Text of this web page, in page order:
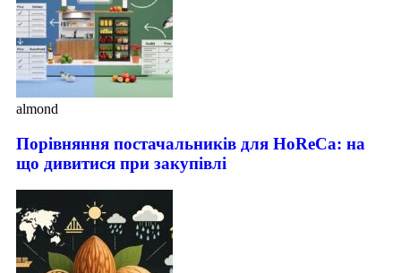
almond
Порівняння постачальників для HoReCa: на
що дивитися при закупівлі